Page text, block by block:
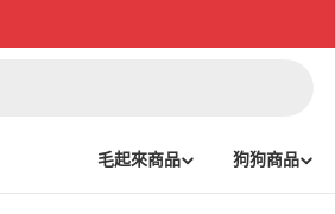
毛起來商品
狗狗商品